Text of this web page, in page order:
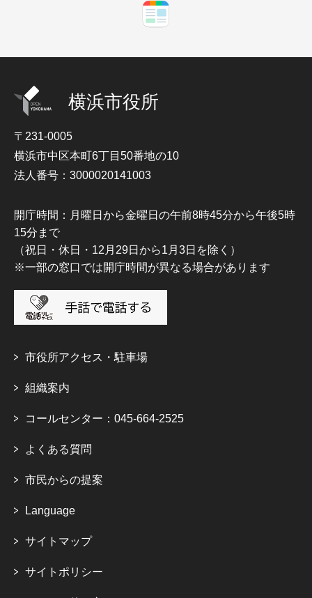
横浜市役所
〒231-0005
横浜市中区本町6丁目50番地の10
法人番号：3000020141003
開庁時間：月曜日から金曜日の午前8時45分から午後5時
15分まで
（祝日・休日・12月29日から1月3日を除く）
※一部の窓口では開庁時間が異なる場合があります
市役所アクセス・駐車場
組織案内
コールセンター：045-664-2525
よくある質問
市民からの提案
Language
サイトマップ
サイトポリシー